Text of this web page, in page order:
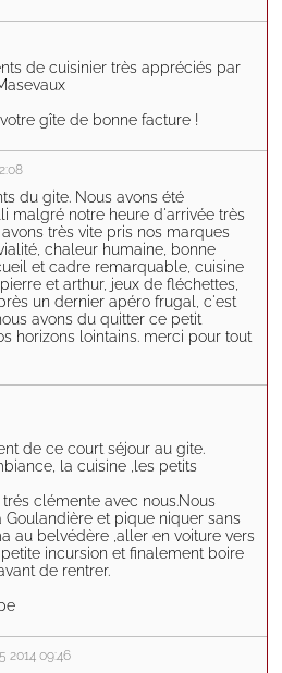
de cuisinier très appréciés par
gîte de bonne facture !
du gite. Nous avons été
malgré notre heure d'arrivée très
très vite pris nos marques
chaleur humaine, bonne
et cadre remarquable, cuisine
et arthur, jeux de fléchettes,
un dernier apéro frugal, c'est
avons du quitter ce petit
horizons lointains. merci pour tout
de ce court séjour au gite.
la cuisine ,les petits
clémente avec nous.Nous
et pique niquer sans
au belvédère ,aller en voiture vers
incursion et finalement boire
de rentrer.
2014 09:46